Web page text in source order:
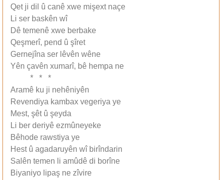
Qet ji dil û canê xwe mişext naçe
Li ser baskên wî
Dê temenê xwe berbake
Qeşmerî, pend û şîret
Gernejîna ser lêvên wêne
Yên çavên xumarî, bê hempa ne
* * *
Aramê ku ji nehêniyên
Revendiya kambax vegeriya ye
Mest, şêt û şeyda
Li ber deriyê ezmûneyeke
Bêhode rawstiya ye
Hest û agadaruyên wî birîndarin
Salên temen li amûdê di borîne
Biyaniyo lipaş ne zîvire